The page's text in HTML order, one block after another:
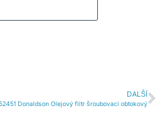
DALŠÍ
Donaldson Olejový filtr šroubovací obtokový